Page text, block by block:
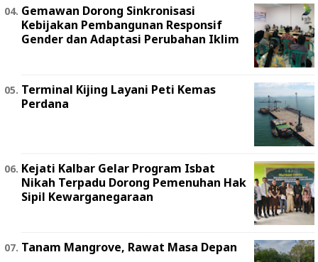
Gemawan Dorong Sinkronisasi
Kebijakan Pembangunan Responsif
Gender dan Adaptasi Perubahan Iklim
Terminal Kijing Layani Peti Kemas
Perdana
Kejati Kalbar Gelar Program Isbat
Nikah Terpadu Dorong Pemenuhan Hak
Sipil Kewarganegaraan
Tanam Mangrove, Rawat Masa Depan